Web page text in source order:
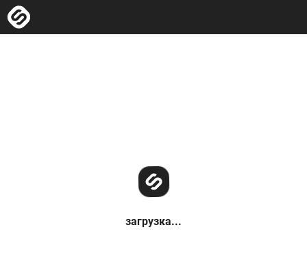
загрузка...